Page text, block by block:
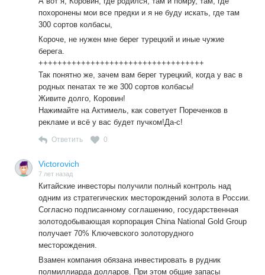
похоронены мои все предки и я не буду искать, где там
300 сортов колбасы,
Короче, не нужен мне берег турецкий и иные чужие
берега.
+++++++++++++++++++++++++++++++++++
Так понятно же, зачем вам берег турецкий, когда у вас в
родных пенатах те же 300 сортов колбасы!
Живите долго, Коровин!
Нажимайте на Актимель, как советует Пореченков в
рекламе и всё у вас будет пучком!Да-с!
Ответить 0
Victorovich
7 лет назад
Китайские инвесторы получили полный контроль над
одним из стратегических месторождений золота в России.
Согласно подписанному соглашению, государственная
золотодобывающая корпорация China National Gold Group
получает 70% Ключевского золоторудного
месторождения.
Взамен компания обязана инвестировать в рудник
полмиллиарда долларов. При этом общие запасы